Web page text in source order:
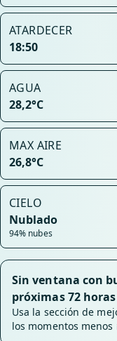
ATARDECER
18:50
AGUA
28,2°C
MAX AIRE
26,8°C
CIELO
Nublado
94% nubes
Sin ventana con
próximas 72 horas
Usa la sección de
los momentos menos